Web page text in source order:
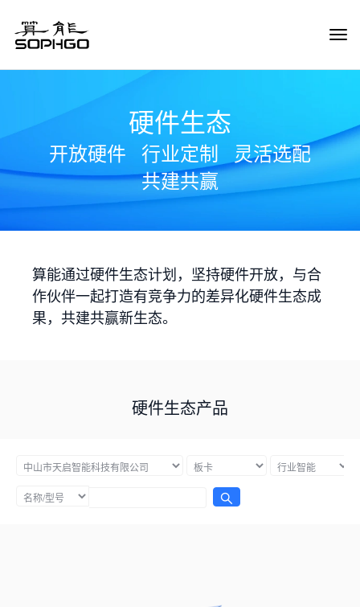
硬件生态
开放硬件 行业定制
灵活选配
共建共赢
算能通过硬件生态计划，坚持硬件开放，与合
作伙伴一起打造有竞争力的差异化硬件生态成
果，共建共赢新生态。
硬件生态产品